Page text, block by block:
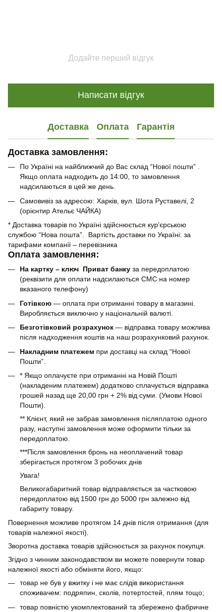
Додайте перший відгук
Написати відгук
Доставка Оплата Гарантія
Доставка замовлення:
По Україні на найближчий до Вас склад “Нової пошти” .
Якщо оплата надходить до 14:00, то замовлення
надсилаються в цей же день.
Самовивіз за адресою: Харків, вул. Шота Руставелі, 2
(орієнтир Ательє ЧАЙКА)
* Доставка товарів по Україні здійснюється кур'єрською
службою “Нова пошта”. Вартість доставки по Україні: за
тарифами компанії – перевізника
Оплата замовлення:
На картку – ключ Приват банку за передоплатою
(реквізити для оплати надсилаються СМС на номер
вказаного телефону)
Готівкою — оплата при отриманні товару в магазині.
Виробляється виключно у національній валюті.
Безготівковий розрахунок — відправка товару можлива
після надходження коштів на наш розрахунковий рахунок.
Накладним платежем при доставці на склад “Нової
Пошти”.
* Якщо оплачуєте при отриманні на Новій Пошті
(накладеним платежем) додатково сплачується відправка
грошей назад ще 20,00 грн + 2% від суми. (Умови Нової
Пошти).
** Клієнт, який не забрав замовлення післяплатою одного
разу, наступні замовлення може оформити тільки за
передоплатою.
***Після замовлення бронь на неоплачений товар
зберігається протягом 3 робочих днів
Увага!
Великогабаритний товар відправляється за частковою
передоплатою від 1500 грн до 5000 грн залежно від
габариту товару.
Повернення можливе протягом 14 днів після отримання (для
товарів належної якості).
Зворотна доставка товарів здійснюється за рахунок покупця.
Згідно з чинним законодавством ви можете повернути товар
належної якості або обміняти його, якщо:
товар не був у вжитку і не має слідів використання
споживачем: подряпин, сколів, потертостей, плям тощо;
товар повністю укомплектований та збережено фабричне